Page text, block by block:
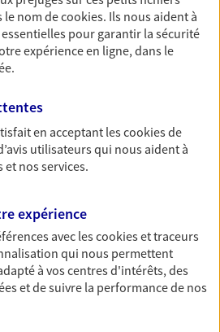
de la Vie
n'est à l'abri d'un
Avec Ma Protection
qualité de vie et vos
UN TARIF EN LIGNE
prêt immobilier
? Un emprunt en cours ? De
le nom decookies. Ils nous aident à
pour garantir la sécurité
expérience en ligne, dans le
en acceptant lescookiesde
utilisateurs qui nous aident à
nos services.
expérience
avec lescookies et traceurs
qui nous permettent
à vos centres d'intérêts, des
et de suivre la performance de nos